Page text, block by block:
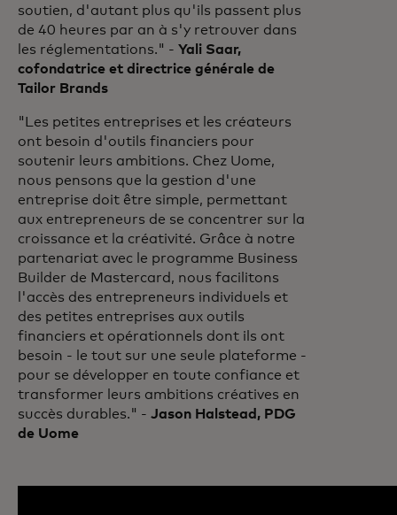
soutien, d'autant plus qu'ils passent plus
de 40 heures par an à s'y retrouver dans
les réglementations." - Yali Saar,
cofondatrice et directrice générale de
Tailor Brands
"Les petites entreprises et les créateurs
ont besoin d'outils financiers pour
soutenir leurs ambitions. Chez Uome,
nous pensons que la gestion d'une
entreprise doit être simple, permettant
aux entrepreneurs de se concentrer sur la
croissance et la créativité. Grâce à notre
partenariat avec le programme Business
Builder de Mastercard, nous facilitons
l'accès des entrepreneurs individuels et
des petites entreprises aux outils
financiers et opérationnels dont ils ont
besoin - le tout sur une seule plateforme -
pour se développer en toute confiance et
transformer leurs ambitions créatives en
succès durables." - Jason Halstead, PDG
de Uome